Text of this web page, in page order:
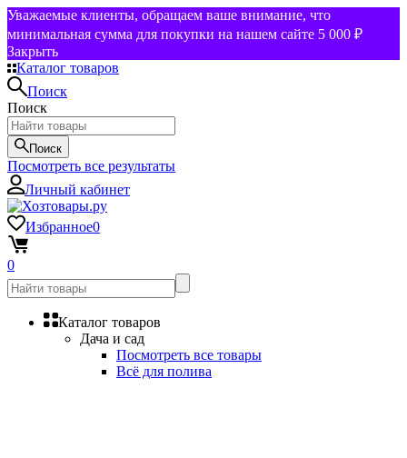
Уважаемые клиенты, обращаем ваше внимание, что
минимальная сумма для покупки на нашем сайте 5 000 ₽
Закрыть
Каталог товаров
Поиск
Поиск
Поиск
Посмотреть все результаты
Личный кабинет
Избранное0
0
Каталог товаров
Дача и сад
Посмотреть все товары
Всё для полива